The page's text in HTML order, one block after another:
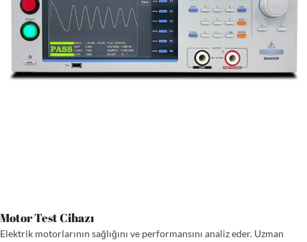
Motor Test Cihazı
Elektrik motorlarının sağlığını ve performansını analiz eder. Uzman